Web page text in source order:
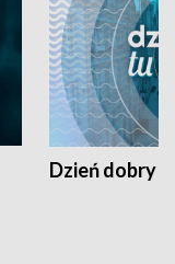
Dzień dobry